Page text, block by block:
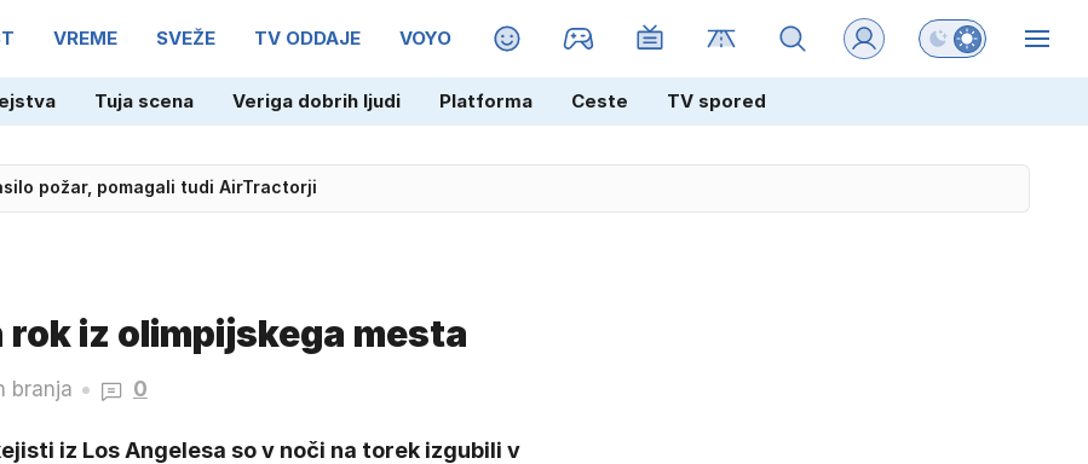
VREME SVEŽE TV ODDAJE VOYO MAGAZIN Preklopi barvni
Tuja scena Veriga dobrih ljudi Platforma Ceste TV spored
požar, pomagali tudi AirTractorji
iz olimpijskega mesta
branja 0
iz Los Angelesa so v noči na torek izgubili v